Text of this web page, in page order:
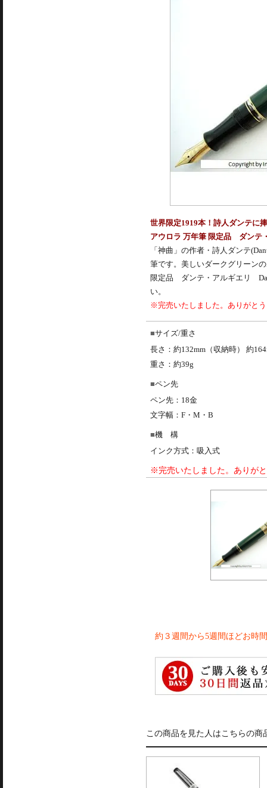
世界限定1919本！詩人ダンテに
アウロラ 万年筆 限定品 ダン
「神曲」の作者・詩人ダンテ
筆です。美しいダークグリーン
限定品 ダンテ・アルギエリ
い。
※完売いたしました。ありがと
サイズ/重さ
長さ：約132mm（収納時） 約
重さ：約39g
ペン先
ペン先：18金
文字幅：F・M・B
機 構
インク方式：吸入式
※完売いたしました。ありが
約３週間から5週間ほどお時
この商品を見た人はこちらの商